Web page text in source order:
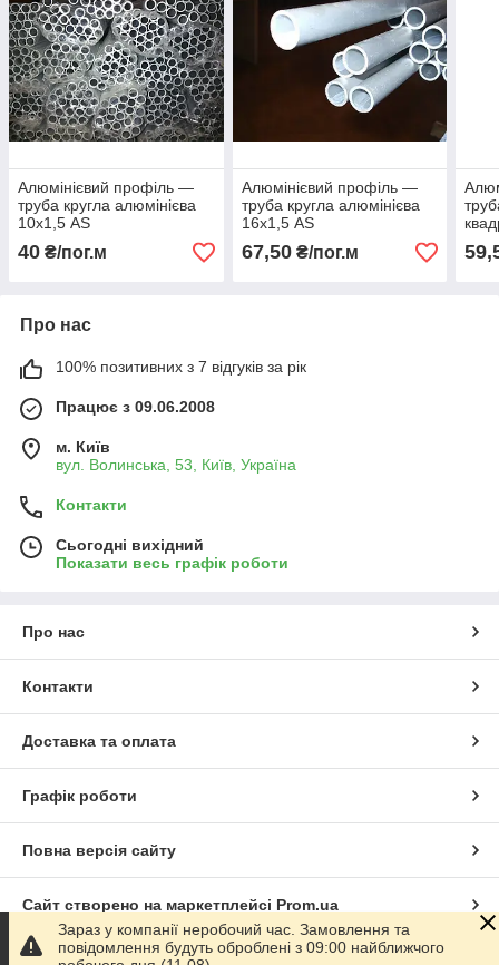
Алюмінієвий профіль —
труба кругла алюмінієва
10х1,5 AS
40 ₴/пог.м
Алюмінієвий профіль —
труба кругла алюмінієва
16х1,5 AS
67,50₴/пог.м
Про нас
100% позитивних з 7 відгуків за рік
Працює з 09.06.2008
м. Київ
вул. Волинська, 53, Київ, Україна
Контакти
Сьогодні вихідний
Показати весь графік роботи
Про нас
Контакти
Доставка та оплата
Графік роботи
Повна версія сайту
Сайт створено на маркетплейсі Prom.ua
Політика конфіденційності
Зараз у компанії неробочий час. Замовлення та
повідомлення будуть оброблені з 09:00 найближчого